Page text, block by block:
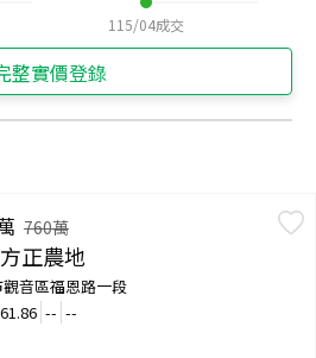
115/04成交
整實價登錄
760萬
正農地
音區福恩路一段
-- --